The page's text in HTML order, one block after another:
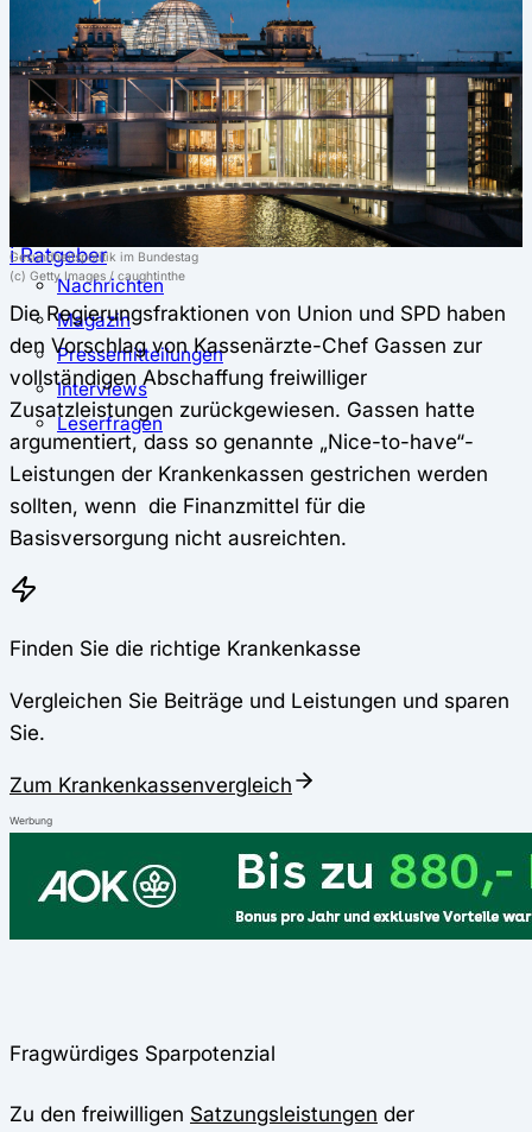
⚖️ Vergleich & Rechner
Krankenkassenvergleich
Krankenkassenrechner
↔ Wechsel
Krankenkassenwechsel
Kündigung
Musterkündigung
ℹ Ratgeber
Nachrichten
Magazin
Pressemitteilungen
Interviews
Leserfragen
Gesundheitspolitik im Bundestag
(c) Getty Images / caughtinthe
Die Regierungsfraktionen von Union und SPD haben
den Vorschlag von Kassenärzte-Chef Gassen zur
vollständigen Abschaffung freiwilliger
Zusatzleistungen zurückgewiesen. Gassen hatte
argumentiert, dass so genannte „Nice-to-have“-
Leistungen der Krankenkassen gestrichen werden
sollten, wenn die Finanzmittel für die
Basisversorgung nicht ausreichten.
Finden Sie die richtige Krankenkasse
Vergleichen Sie Beiträge und Leistungen und sparen
Sie.
Zum Krankenkassenvergleich
Werbung
Fragwürdiges Sparpotenzial
Zu den freiwilligen Satzungsleistungen der